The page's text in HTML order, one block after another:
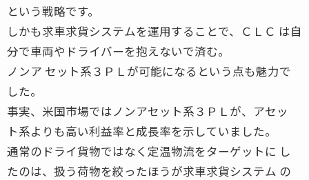
という戦略です。
しかも求車求貨システムを運用することで、ＣＬＣ は自
分で車両やドライバーを抱えないで済む。
ノンア セット系３ＰＬが可能になるという点も魅力で
した。
事実、米国市場ではノンアセット系３ＰＬが、アセッ
ト系よりも高い利益率と成長率を示していました。
通常のドライ貨物ではなく定温物流をターゲットに し
たのは、扱う荷物を絞ったほうが求車求貨システム の